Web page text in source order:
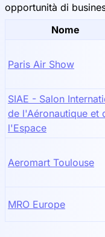
opportunità di
Nome
Paris Air Show
SIAE - Salon
de l'Aéronautique et
l'Espace
Aeromart Toulouse
MRO Europe